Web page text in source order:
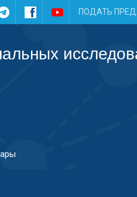
TelegramFacebookYouTubeПОДАТЬ